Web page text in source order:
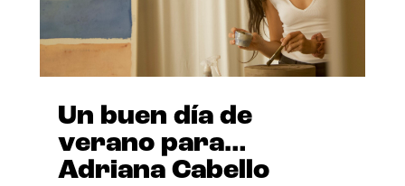
Un buen día de
verano para…
Adriana Cabello